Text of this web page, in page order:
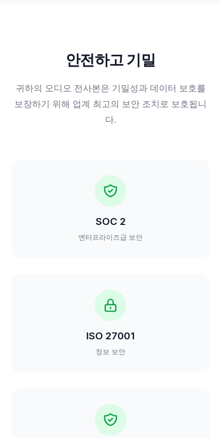
안전하고 기밀
귀하의 오디오 전사본은 기밀성과 데이터 보호를
보장하기 위해 업계 최고의 보안 조치로 보호됩니
다.
SOC 2
엔터프라이즈급 보안
ISO 27001
정보 보안